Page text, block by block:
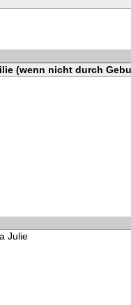
(wenn nicht durch
Julie